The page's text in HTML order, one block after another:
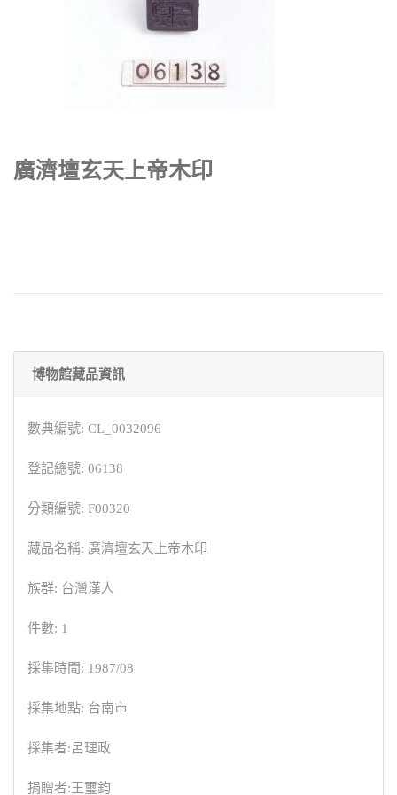
廣濟壇玄天上帝木印
博物館藏品資訊
數典編號: CL_0032096
登記總號: 06138
分類編號: F00320
藏品名稱: 廣濟壇玄天上帝木印
族群: 台灣漢人
件數: 1
採集時間: 1987/08
採集地點: 台南市
採集者:呂理政
捐贈者:王璽鈞